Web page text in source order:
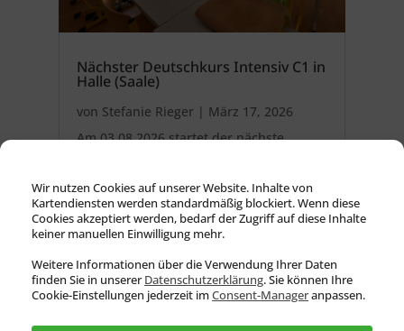
Wir nutzen Cookies auf unserer Website. Inhalte von
Kartendiensten werden standardmäßig blockiert. Wenn diese
Cookies akzeptiert werden, bedarf der Zugriff auf diese Inhalte
keiner manuellen Einwilligung mehr.
Weitere Informationen über die Verwendung Ihrer Daten
finden Sie in unsererDatenschutz­erklärung. Sie können Ihre
Cookie-Einstellungen jederzeit imConsent-Manageranpassen.
Nächster Deutschkurs Intensiv C1 in
Halle (Saale)
von Stefanie Rieger| März 17, 2026
Am 03.08.2026 startet der nächste
(Saale). Du hast das Niveau Deutsch
B2 erfolgreich absolviert und möchtest...